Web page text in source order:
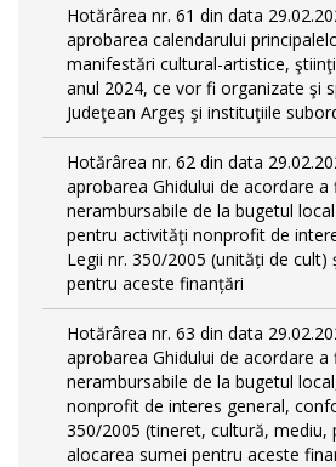
Hotărârea nr. 61 din data
aprobarea calendarului
manifestări cultural-artistice,
anul 2024, ce vor fi organizate şi
Judeţean Argeş şi instituţiile
Hotărârea nr. 62 din data
aprobarea Ghidului de acordare
nerambursabile de la bugetul
pentru activităţi nonprofit de
Legii nr. 350/2005 (unități de cult)
pentru aceste finanțări
Hotărârea nr. 63 din data
aprobarea Ghidului de acordare
nerambursabile de la bugetul
nonprofit de interes general,
350/2005 (tineret, cultură, mediu,
alocarea sumei pentru aceste